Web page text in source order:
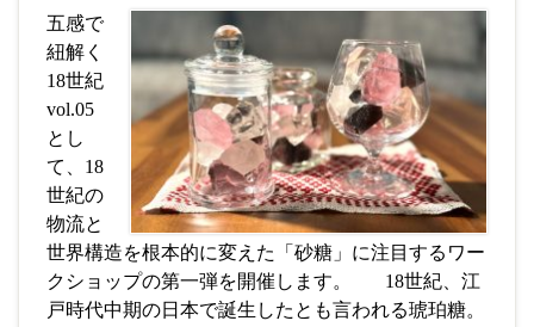
五感で
紐解く
18世紀
vol.05
とし
て、18
世紀の
物流と
世界構造を根本的に変えた「砂糖」に注目するワー
クショップの第一弾を開催します。 18世紀、江
戸時代中期の日本で誕生したとも言われる琥珀糖。